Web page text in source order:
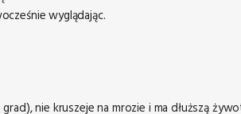
wyglądając.
nie kruszeje na mrozie i ma dłuższą